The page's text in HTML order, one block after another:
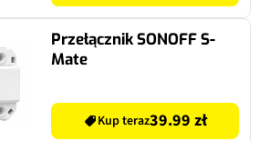
Przełącznik SONOFF S-
Mate
Kup teraz39.99 zł